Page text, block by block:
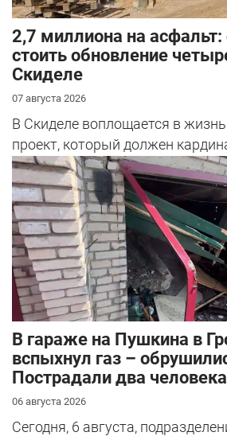
2,7 миллиона на асфальт:
стоить обновление
Скиделе
07 августа 2026
В Скиделе воплощается в
проект, который должен
облик сразу четырех улиц:
В гараже на Пушкина в
вспыхнул газ –
Пострадали два человека
06 августа 2026
Сегодня, 6 августа,